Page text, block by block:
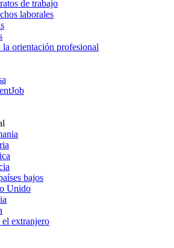
de trabajo
laborales
la orientación profesional
bajos
Unido
el extranjero